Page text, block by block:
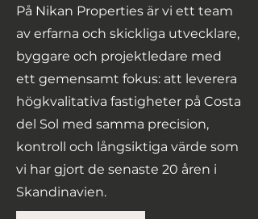
På Nikan Properties är vi ett team
av erfarna och skickliga utvecklare,
byggare och projektledare med
ett gemensamt fokus: att leverera
högkvalitativa fastigheter på Costa
del Sol med samma precision,
kontroll och långsiktiga värde som
vi har gjort de senaste 20 åren i
Skandinavien.